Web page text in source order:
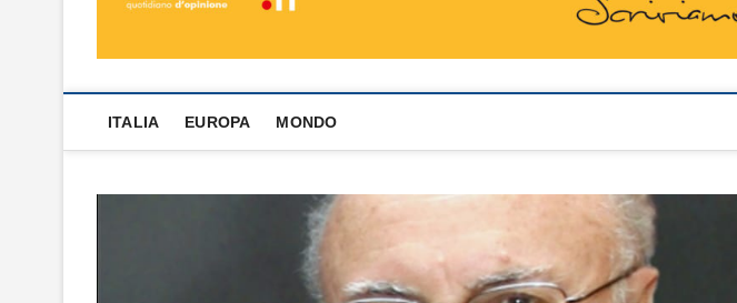
ITALIA EUROPA MONDO